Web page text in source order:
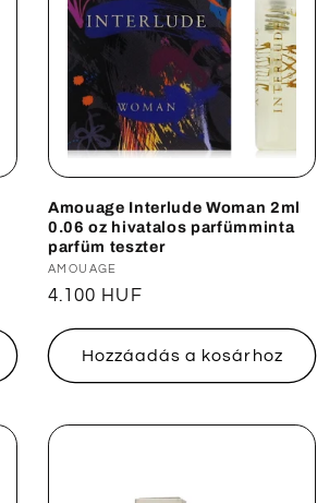
Amouage Interlude Woman 2ml
0.06 oz hivatalos parfümminta
parfüm teszter
Forgalmazó:
AMOUAGE
Normál
4.100 HUF
Hozzáadás a kosárhoz